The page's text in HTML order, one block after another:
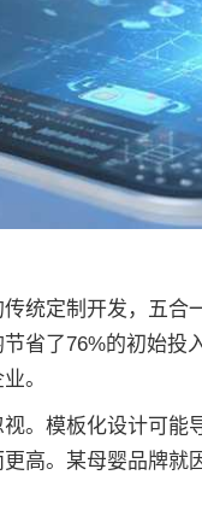
统定制开发，五合
省了76%的初始投
。
视。模板化设计可
高。某母婴品牌就